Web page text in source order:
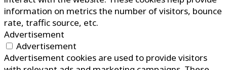
information on metrics the number of visitors, bounce
rate, traffic source, etc.
Advertisement
Advertisement
Advertisement cookies are used to provide visitors